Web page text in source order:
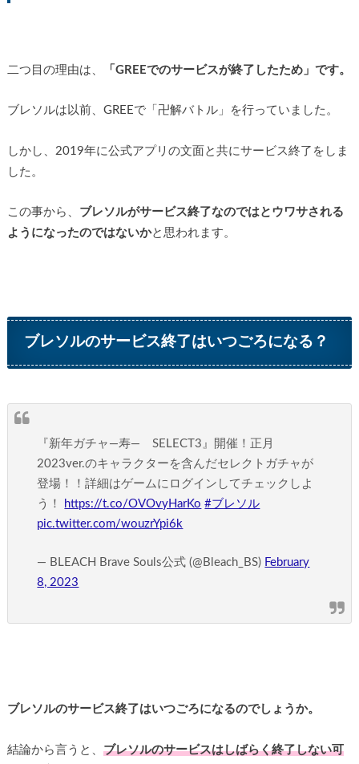
二つ目の理由は、 「GREEでのサービスが終了したため」です。
ブレソルは以前、GREEで「卍解バトル」を行っていました。
しかし、2019年に公式アプリの文面と共にサービス終了をしま
した。
この事から、 ブレソルがサービス終了なのではとウワサされる
ようになったのではないかと思われます。
ブレソルのサービス終了はいつごろになる？
『新年ガチャ―寿― SELECT3』開催！正月
2023ver.のキャラクターを含んだセレクトガチャが
登場！！詳細はゲームにログインしてチェックしよ
う！
https://t.co/OVOvyHarKo #ブレソル
pic.twitter.com/wouzrYpi6k
— BLEACH Brave Souls公式 (@Bleach_BS) February
8, 2023
ブレソルのサービス終了はいつごろになるのでしょうか。
結論から言うと、 ブレソルのサービスはしばらく終了しない可